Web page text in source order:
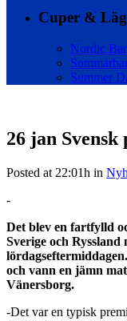
Cuper &
Nordic
Summer
26 jan Svensk
Posted at 22:01h in
-
Det blev en fartfylld
Sverige och
och vann en jämn
Vänersborg.
-Det var en typisk